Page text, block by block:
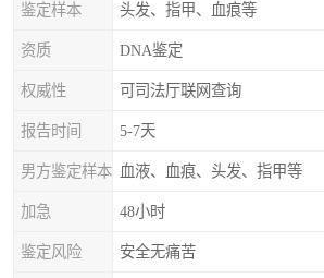
鉴定样本 头发、指甲、血痕等
资质 DNA鉴定
权威性 可司法厅联网查询
报告时间 5-7天
男方鉴定样本 血液、血痕、头发、指甲等
加急 48小时
鉴定风险 安全无痛苦